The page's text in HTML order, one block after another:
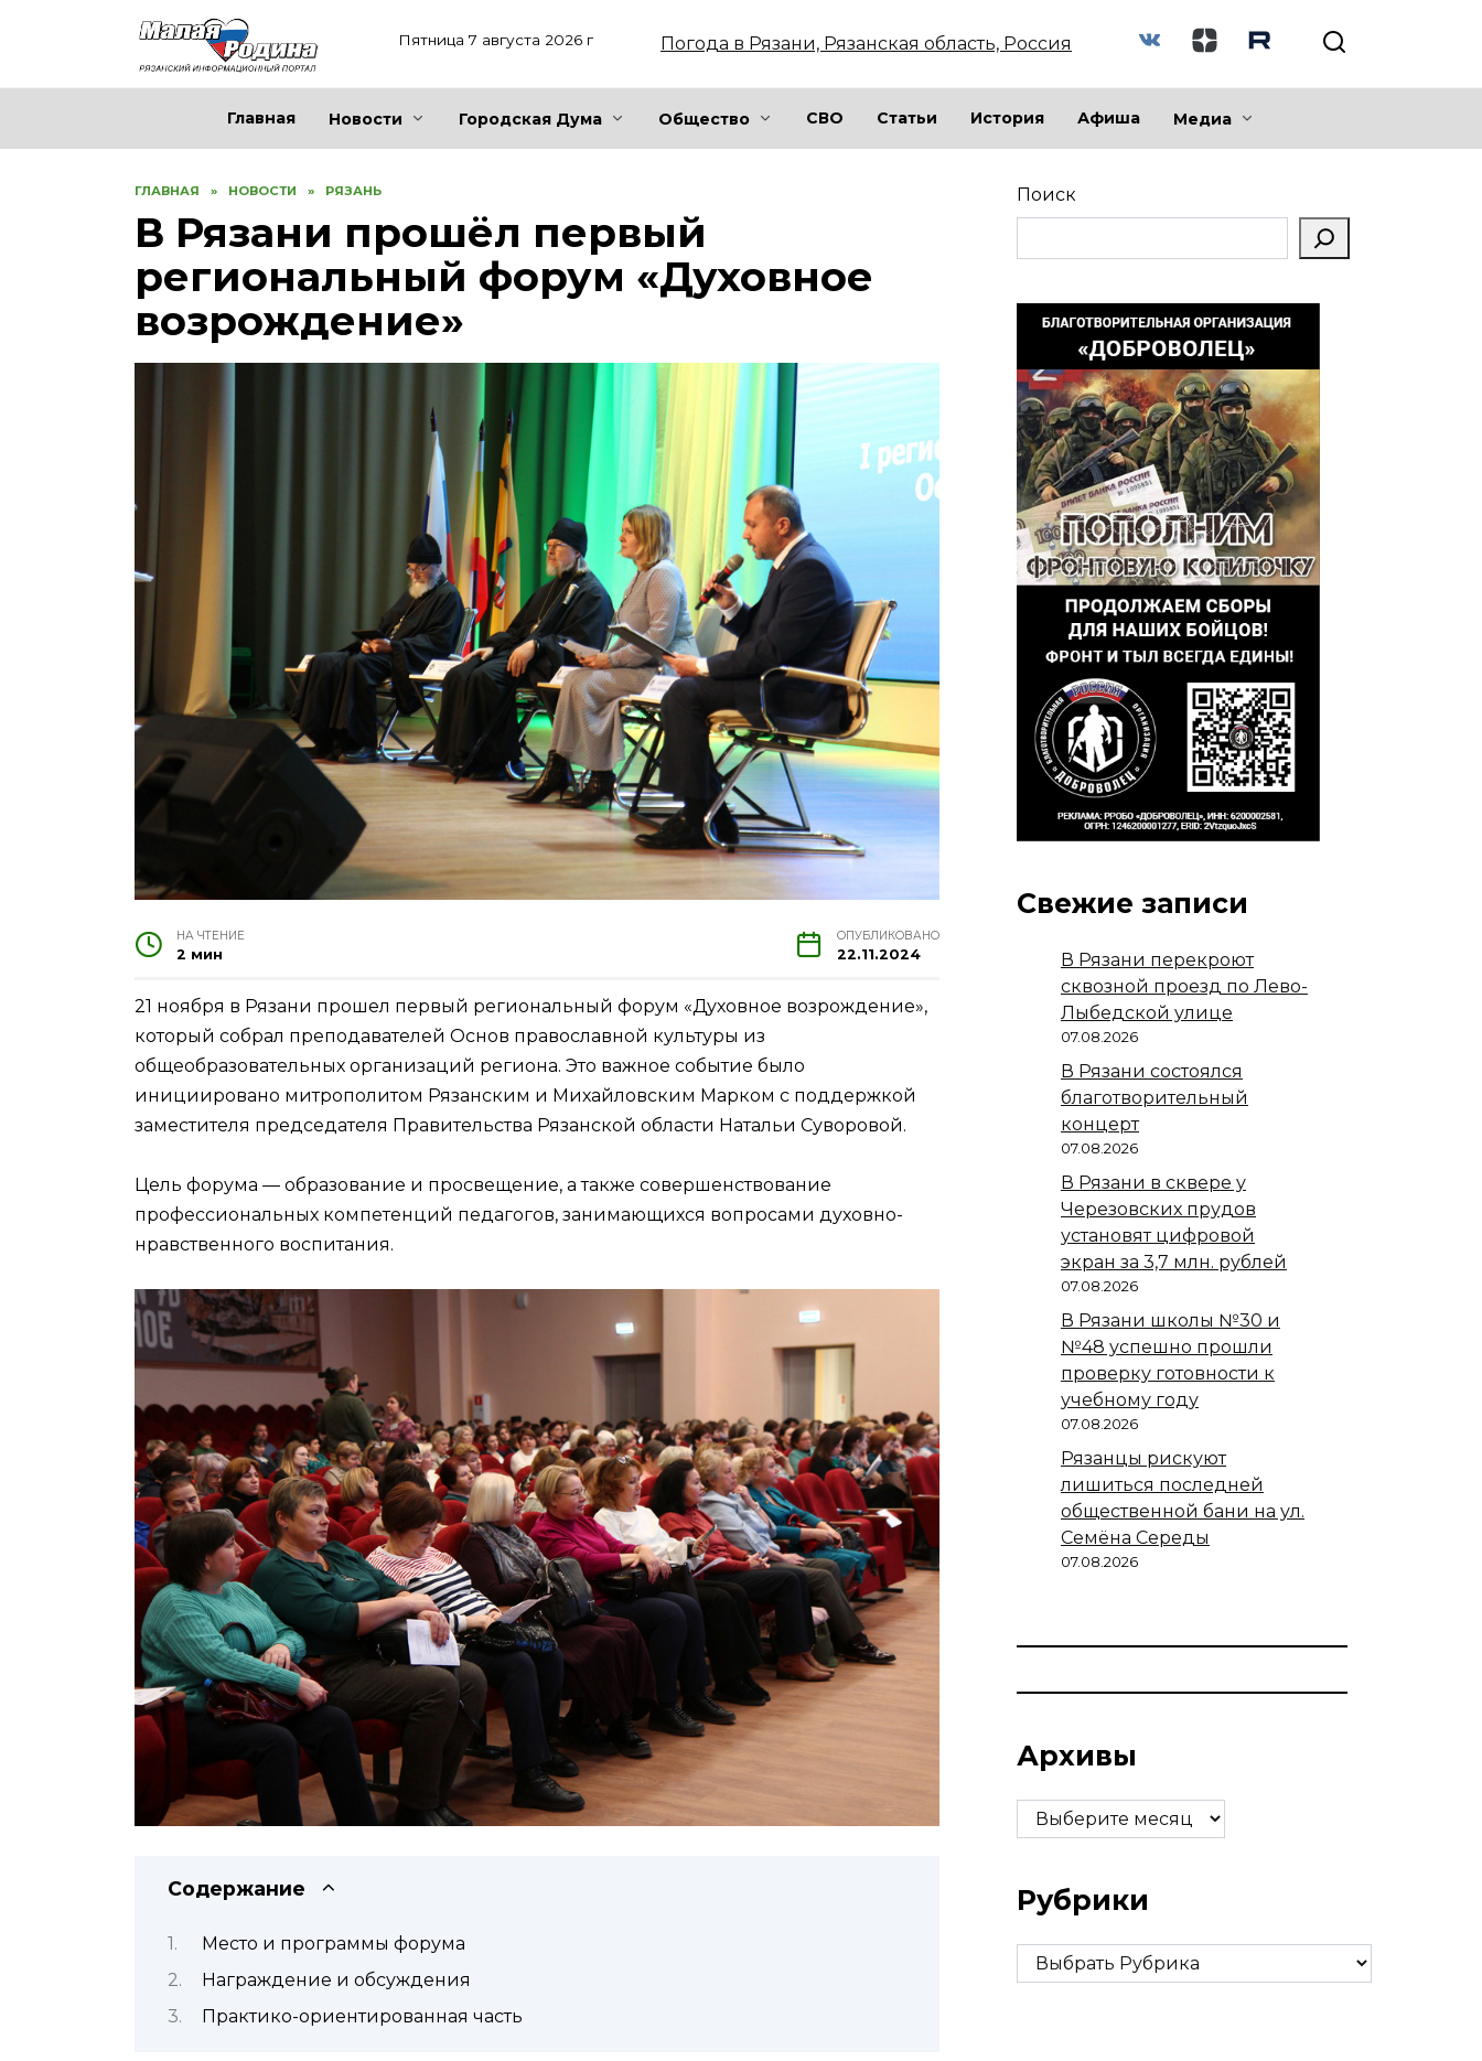
Пятница 7 августа 2026 г Погода в Рязани, Рязанская область, Россия
Главная Новости Городская Дума Общество СВО Статьи История Афиша Медиа
ГЛАВНАЯ » НОВОСТИ » РЯЗАНЬ
В Рязани прошёл первый
региональный форум «Духовное
возрождение»
НА ЧТЕНИЕ
2 мин
ОПУБЛИКОВАНО
22.11.2024
21 ноября в Рязани прошел первый региональный форум «Духовное возрождение»,
который собрал преподавателей Основ православной культуры из
общеобразовательных организаций региона. Это важное событие было
инициировано митрополитом Рязанским и Михайловским Марком с поддержкой
заместителя председателя Правительства Рязанской области Натальи Суворовой.
Цель форума — образование и просвещение, а также совершенствование
профессиональных компетенций педагогов, занимающихся вопросами духовно-
нравственного воспитания.
Содержание
Место и программы форума
Награждение и обсуждения
Практико-ориентированная часть
Поиск
Свежие записи
В Рязани перекроют
сквозной проезд по Лево-
Лыбедской улице
07.08.2026
В Рязани состоялся
благотворительный
концерт
07.08.2026
В Рязани в сквере у
Черезовских прудов
установят цифровой
экран за 3,7 млн. рублей
07.08.2026
В Рязани школы №30 и
№48 успешно прошли
проверку готовности к
учебному году
07.08.2026
Рязанцы рискуют
лишиться последней
общественной бани на ул.
Семёна Середы
07.08.2026
Архивы
Архивы
Рубрики
Рубрики